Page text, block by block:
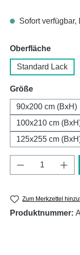
Sofort verfügbar,
Oberfläche
Standard Lack
Größeauswählen
90x200 cm (BxH)
100x210 cm
125x255 cm
Produkt
Zum Merkzettel
Produktnummer: